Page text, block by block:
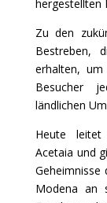
hergestellten
Zu den
Bestreben,
erhalten,
Besucher
ländlichen
Heute
Acetaia und
Geheimnisse
Modena an